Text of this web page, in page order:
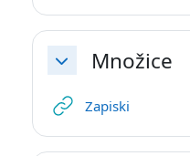
Skrči Množice
Zapiski